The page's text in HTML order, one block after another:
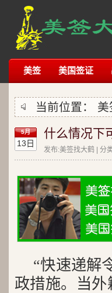
美签 美国签证
当前位置： 美
5月
13日
什么情况下
发布:美签找大鹤 | 分
“快速递解
政措施。当